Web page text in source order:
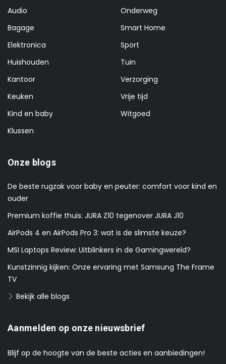
Audio
Bagage
Elektronica
Huishouden
Kantoor
Keuken
Kind en baby
Klussen
Onderweg
Smart Home
Sport
Tuin
Verzorging
Vrije tijd
Witgoed
Onze blogs
De beste rugzak voor baby en peuter: comfort voor kind en
ouder
Premium koffie thuis: JURA Z10 tegenover JURA J10
AirPods 4 en AirPods Pro 3: wat is de slimste keuze?
MSI Laptops Review: Uitblinkers in de Gamingwereld?
Kunstzinnig kijken: Onze ervaring met Samsung The Frame
TV
Bekijk alle blogs
Aanmelden op onze nieuwsbrief
Blijf op de hoogte van de beste acties en aanbiedingen!